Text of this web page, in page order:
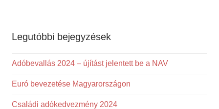
Legutóbbi bejegyzések
Adóbevallás 2024 – újítást jelentett be a NAV
Euró bevezetése Magyarországon
Családi adókedvezmény 2024